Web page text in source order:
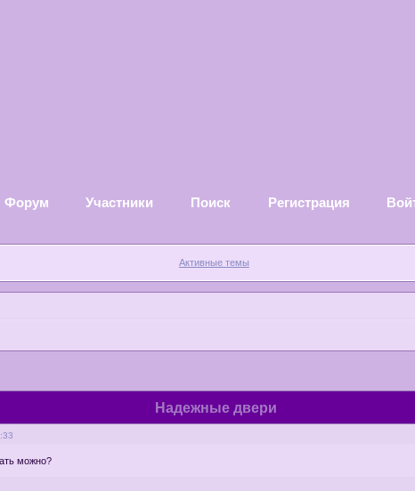
Форум Участники Поиск Регистрация
Активные темы
Надежные двери
можно?